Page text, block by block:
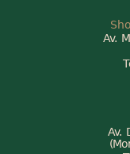
Av.
Av.